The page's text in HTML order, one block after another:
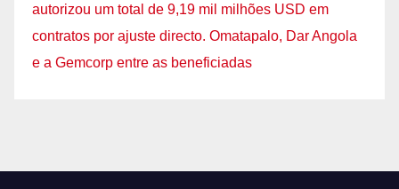
autorizou um total de 9,19 mil milhões USD em
contratos por ajuste directo. Omatapalo, Dar Angola
e a Gemcorp entre as beneficiadas